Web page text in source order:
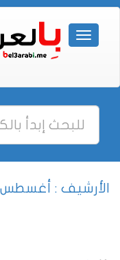
الأرشيف : أغسطس-